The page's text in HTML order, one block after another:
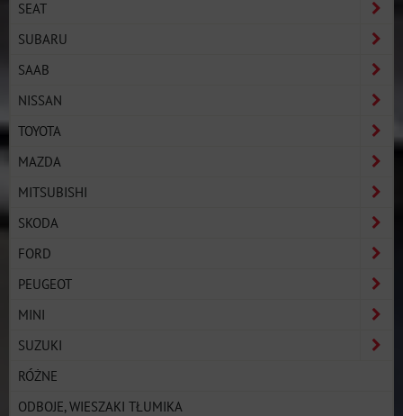
SEAT
SUBARU
SAAB
NISSAN
TOYOTA
MAZDA
MITSUBISHI
SKODA
FORD
PEUGEOT
MINI
SUZUKI
RÓŻNE
ODBOJE, WIESZAKI TŁUMIKA